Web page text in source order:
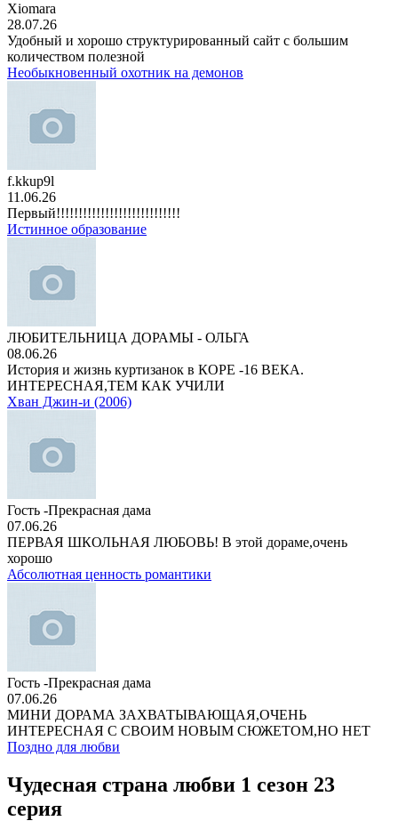
Xiomara
28.07.26
Удобный и хорошо структурированный сайт с большим
количеством полезной
Необыкновенный охотник на демонов
f.kkup9l
11.06.26
Первый!!!!!!!!!!!!!!!!!!!!!!!!!!!!
Истинное образование
ЛЮБИТЕЛЬНИЦА ДОРАМЫ - ОЛЬГА
08.06.26
История и жизнь куртизанок в КОРЕ -16 ВЕКА.
ИНТЕРЕСНАЯ,ТЕМ КАК УЧИЛИ
Хван Джин-и (2006)
Гость -Прекрасная дама
07.06.26
ПЕРВАЯ ШКОЛЬНАЯ ЛЮБОВЬ! В этой дораме,очень
хорошо
Абсолютная ценность романтики
Гость -Прекрасная дама
07.06.26
МИНИ ДОРАМА ЗАХВАТЫВАЮЩАЯ,ОЧЕНЬ
ИНТЕРЕСНАЯ С СВОИМ НОВЫМ СЮЖЕТОМ,НО НЕТ
Поздно для любви
Чудесная страна любви 1 сезон 23
серия